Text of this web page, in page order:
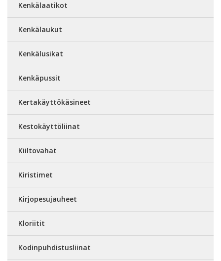
Kenkälaatikot
Kenkälaukut
Kenkälusikat
Kenkäpussit
Kertakäyttökäsineet
Kestokäyttöliinat
Kiiltovahat
Kiristimet
Kirjopesujauheet
Kloriitit
Kodinpuhdistusliinat